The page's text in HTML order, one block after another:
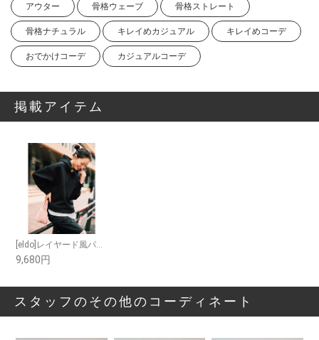
アウター 骨格ウェーブ 骨格ストレート
骨格ナチュラル キレイめカジュアル キレイめコーデ
おでかけコーデ カジュアルコーデ
掲載アイテム
[eldo]レイヤード風パーカ
9,680円
スタッフのその他のコーディネート